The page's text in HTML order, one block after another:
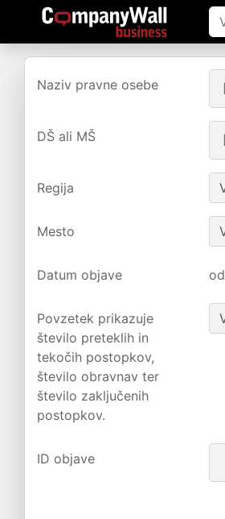
Naziv pravne osebe
DŠ ali MŠ
Regija
Mesto
Datum objave od
Povzetek prikazuje
število preteklih in
tekočih postopkov,
število obravnav ter
število zaključenih
postopkov.
ID objave